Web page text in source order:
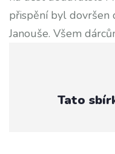
přispění byl dovršen
Janouše. Všem
Tato